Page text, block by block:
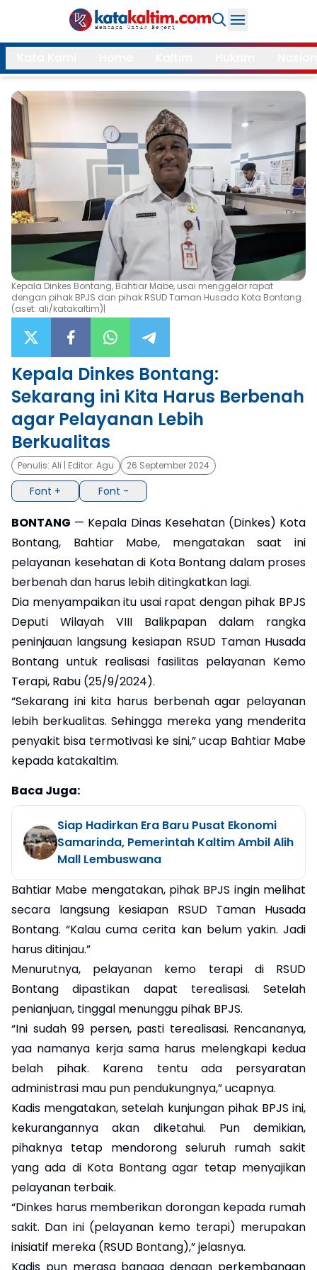
Daerah
Kukar
Samarinda
Bontang
Balikpapan
Kubar
Kutim
PPU
Mahulu
Paser
Berau
More
Internasional
Feature
Gaya
Hidup
×
Search
Kepala Dinkes Bontang, Bahtiar Mabe, usai menggelar rapat
dengan pihak BPJS dan pihak RSUD Taman Husada Kota Bontang
(aset: ali/katakaltim)|
Kepala Dinkes Bontang:
Sekarang ini Kita Harus Berbenah
agar Pelayanan Lebih
Berkualitas
Penulis: Ali | Editor: Agu 26 September 2024
Font + Font -
BONTANG — Kepala Dinas Kesehatan (Dinkes) Kota
Bontang, Bahtiar Mabe, mengatakan saat ini
pelayanan kesehatan di Kota Bontang dalam proses
berbenah dan harus lebih ditingkatkan lagi.
Dia menyampaikan itu usai rapat dengan pihak BPJS
Deputi Wilayah VIII Balikpapan dalam rangka
peninjauan langsung kesiapan RSUD Taman Husada
Bontang untuk realisasi fasilitas pelayanan Kemo
Terapi, Rabu (25/9/2024).
“Sekarang ini kita harus berbenah agar pelayanan
lebih berkualitas. Sehingga mereka yang menderita
penyakit bisa termotivasi ke sini,” ucap Bahtiar Mabe
kepada katakaltim.
Baca Juga:
Siap Hadirkan Era Baru Pusat Ekonomi
Samarinda, Pemerintah Kaltim Ambil Alih
Mall Lembuswana
Bahtiar Mabe mengatakan, pihak BPJS ingin melihat
secara langsung kesiapan RSUD Taman Husada
Bontang. “Kalau cuma cerita kan belum yakin. Jadi
harus ditinjau.”
Menurutnya, pelayanan kemo terapi di RSUD
Bontang dipastikan dapat terealisasi. Setelah
penianjuan, tinggal menunggu pihak BPJS.
“Ini sudah 99 persen, pasti terealisasi. Rencananya,
yaa namanya kerja sama harus melengkapi kedua
belah pihak. Karena tentu ada persyaratan
administrasi mau pun pendukungnya,” ucapnya.
Kadis mengatakan, setelah kunjungan pihak BPJS ini,
kekurangannya akan diketahui. Pun demikian,
pihaknya tetap mendorong seluruh rumah sakit
yang ada di Kota Bontang agar tetap menyajikan
pelayanan terbaik.
“Dinkes harus memberikan dorongan kepada rumah
sakit. Dan ini (pelayanan kemo terapi) merupakan
inisiatif mereka (RSUD Bontang),” jelasnya.